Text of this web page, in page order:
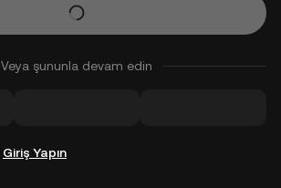
Veya şununla devam edin
Giriş Yapın